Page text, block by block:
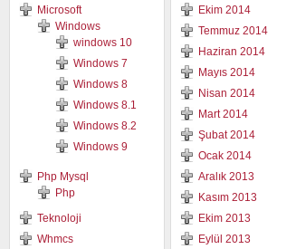
Microsoft
Windows
windows 10
Windows 7
Windows 8
Windows 8.1
Windows 8.2
Windows 9
Php Mysql
Php
Teknoloji
Whmcs
Ekim 2014
Temmuz 2014
Haziran 2014
Mayıs 2014
Nisan 2014
Mart 2014
Şubat 2014
Ocak 2014
Aralık 2013
Kasım 2013
Ekim 2013
Eylül 2013